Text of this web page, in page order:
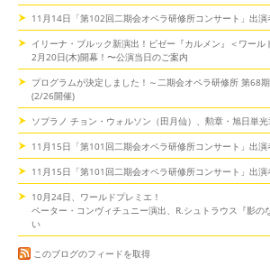
11月14日「第102回二期会オペラ研修所コンサート」出演
イリーナ・ブルック新演出！ビゼー『カルメン』＜ワール
2月20日(木)開幕！〜公演当日のご案内
プログラムが決定しました！～二期会オペラ研修所 第68
(2/26開催)
ソプラノ チョン・ウォルソン（田月仙）、勲章・旭日単
11月15日「第101回二期会オペラ研修所コンサート」出演
11月15日「第101回二期会オペラ研修所コンサート」出演
10月24日、ワールドプレミエ！
ペーター・コンヴィチュニー演出、R.シュトラウス『影の
い
このブログのフィードを取得